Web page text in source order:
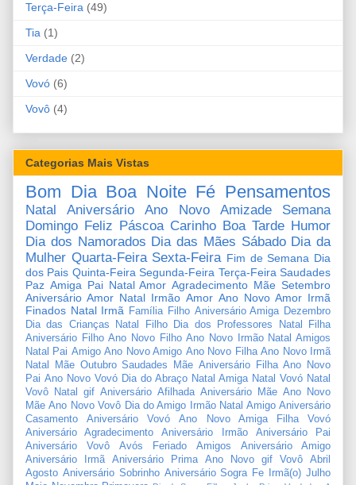
Terça-Feira (49)
Tia (1)
Verdade (2)
Vovó (6)
Vovô (4)
Categorias Mais Vistas
Bom Dia Boa Noite Fé Pensamentos
Natal Aniversário Ano Novo Amizade
Semana
Domingo Feliz Páscoa Carinho Boa Tarde Humor
Dia dos Namorados Dia das Mães Sábado Dia da
Mulher Quarta-Feira Sexta-Feira Fim de Semana Dia
dos Pais Quinta-Feira Segunda-Feira Terça-Feira Saudades
Paz Amiga Pai Natal Amor Agradecimento Mãe Setembro
Aniversário Amor Natal Irmão Amor Ano Novo Amor Irmã
Finados Natal Irmã Família Filho Aniversário Amiga Dezembro
Dia das Crianças
Natal Filho Dia dos Professores
Natal Filha
Aniversário Filho Ano Novo Filho Ano Novo Irmão Natal Amigos
Natal Pai Amigo Ano Novo Amigo Ano Novo Filha Ano Novo Irmã
Natal Mãe Outubro Saudades Mãe Aniversário Filha Ano Novo
Pai Ano Novo Vovó Dia do Abraço Natal Amiga Natal Vovó Natal
Vovô
Natal gif Aniversário Afilhada Aniversário Mãe Ano Novo
Mãe Ano Novo Vovô Dia do Amigo Irmão Natal Amigo Aniversário
Casamento
Aniversário Vovó Ano Novo Amiga Filha
Vovó
Aniversário Agradecimento
Aniversário Irmão
Aniversário Pai
Aniversário Vovô
Avós Feriado Amigos
Aniversário Amigo
Aniversário Irmã
Aniversário Prima Ano Novo gif Vovô
Abril
Agosto Aniversário Sobrinho Aniversário Sogra Fe Irmã(o) Julho